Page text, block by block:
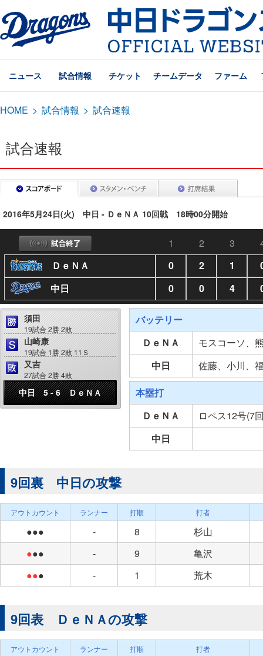
ニュース 試合情報 チケット チームデータ ファーム
HOME > 試合情報 > 試合速報
試合速報
2016年5月24日(火) 中日 - ＤｅＮＡ 10回戦 18時00分開始
1 2 3
ＤｅＮＡ
0 2 1
中日
0 0 4
須田
19試合 2勝 2敗
山崎康
19試合 1勝 2敗 11Ｓ
又吉
27試合 2勝 4敗
中日 5 - 6 ＤｅＮＡ
バッテリー
ＤｅＮＡ
モスコーソ、
中日
佐藤、小川、
本塁打
ＤｅＮＡ
ロペス12号(7
中日
9回裏 中日の攻撃
アウトカウント ランナー 打順 打者
●●● - 8
杉山
●●● - 9
亀沢
●●● - 1 荒木
9回表 ＤｅＮＡの攻撃
アウトカウント ランナー 打順 打者